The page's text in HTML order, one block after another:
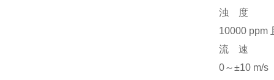
浊 度
10000 ppm
流 速
0～±10 m/s